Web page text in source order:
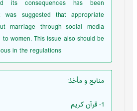
its consequences has been
was suggested that appropriate
marriage through social media
to women. This issue also should be
in the regulations
منابع و مأخذ: